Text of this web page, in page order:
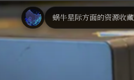
蜗牛星际方面的资源收藏